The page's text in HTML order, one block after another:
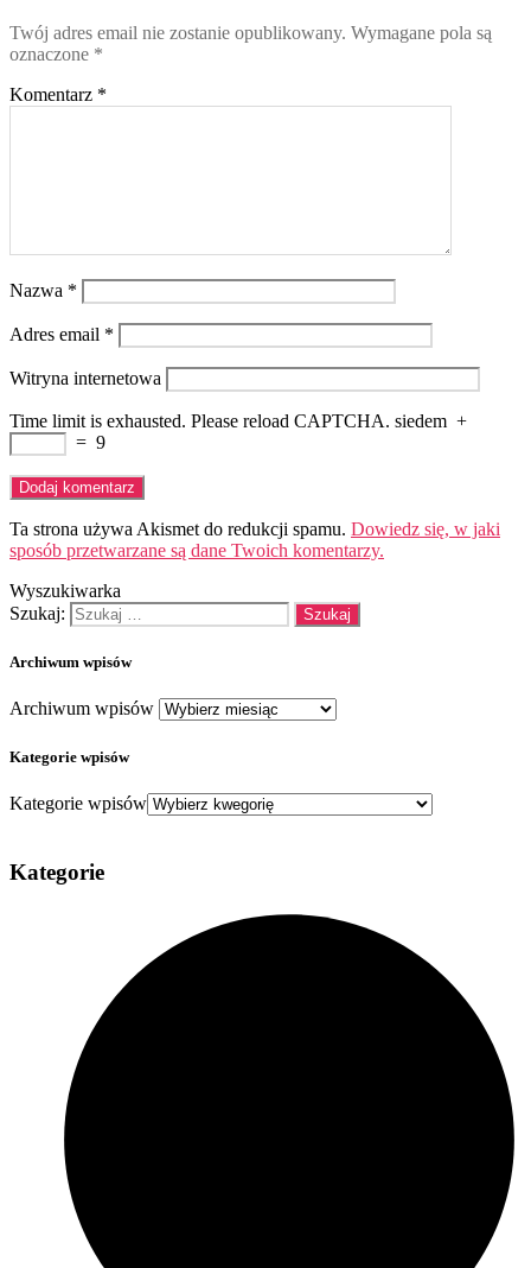
Twój adres email nie zostanie opublikowany. Wymagane pola są
oznaczone *
Komentarz *
Nazwa *
Adres email *
Witryna internetowa
Time limit is exhausted. Please reload CAPTCHA. siedem +
= 9
Ta strona używa Akismet do redukcji spamu. Dowiedz się, w jaki
sposób przetwarzane są dane Twoich komentarzy.
Wyszukiwarka
Szukaj:
Archiwum wpisów
Archiwum wpisów
Kategorie wpisów
Kategorie wpisów
Kategorie